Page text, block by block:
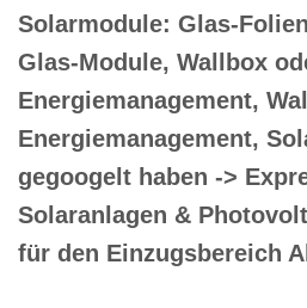
Solarmodule: Glas-
Glas-Module, Wallbox
Energiemanagement,
Energiemanagement,
gegoogelt haben ->
Solaranlagen &
für den Einzugsbereich